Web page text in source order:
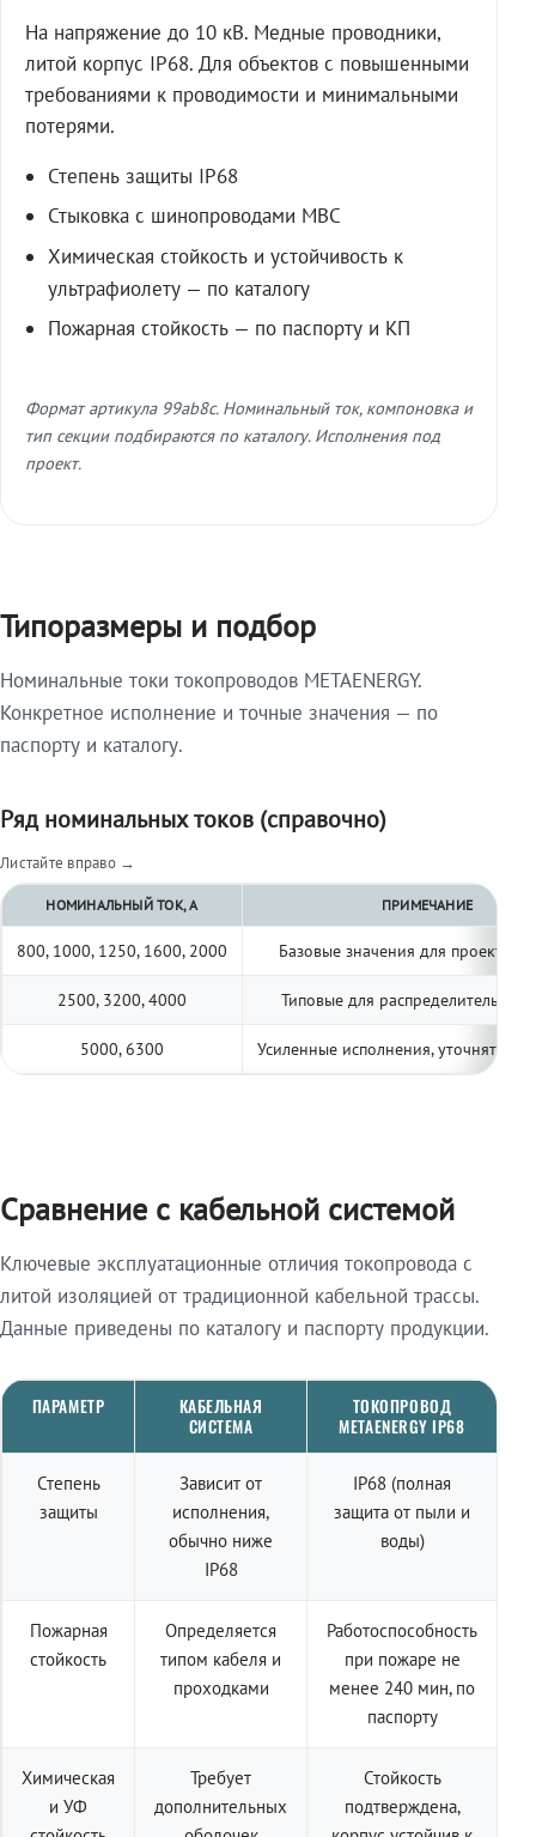
На напряжение до 10 кВ. Медные проводники,
литой корпус IP68. Для объектов с повышенными
требованиями к проводимости и минимальными
потерями.
Степень защиты IP68
Стыковка с шинопроводами МВС
Химическая стойкость и устойчивость к
ультрафиолету — по каталогу
Пожарная стойкость — по паспорту и КП
Формат артикула 99ab8c. Номинальный ток, компоновка и
тип секции подбираются по каталогу. Исполнения под
проект.
Типоразмеры и подбор
Номинальные токи токопроводов METAENERGY.
Конкретное исполнение и точные значения — по
паспорту и каталогу.
Ряд номинальных токов (справочно)
Листайте вправо →
НОМИНАЛЬНЫЙ ТОК, А ПРИМЕЧАНИЕ
800, 1000, 1250, 1600, 2000 Базовые значения для
2500, 3200, 4000 Типовые для распределительных
5000, 6300 Усиленные исполнения, уточнять по
Сравнение с кабельной системой
Ключевые эксплуатационные отличия токопровода с
литой изоляцией от традиционной кабельной трассы.
Данные приведены по каталогу и паспорту продукции.
ПАРАМЕТР
КАБЕЛЬНАЯ
СИСТЕМА
ТОКОПРОВОД
METAENERGY IP68
Степень
защиты
Зависит от
исполнения,
обычно ниже
IP68
IP68 (полная
защита от пыли и
воды)
Пожарная
стойкость
Определяется
типом кабеля и
проходками
Работоспособность
при пожаре не
менее 240 мин, по
паспорту
Химическая
и УФ
Требует
дополнительных
Стойкость
подтверждена,